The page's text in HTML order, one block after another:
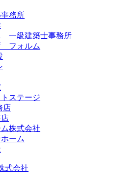
務所
一級建築士事務所
フォルム
ステージ
店
株式会社
ーム
式会社